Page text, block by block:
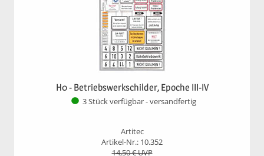
H0 - Betriebswerkschilder, Epoche III-IV
3 Stück verfügbar - versandfertig
Artitec
Artikel-Nr.: 10.352
14,50€ UVP